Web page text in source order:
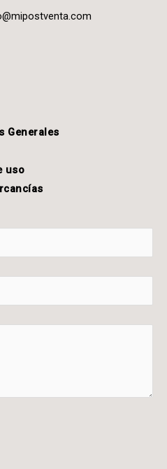
Generales
uso